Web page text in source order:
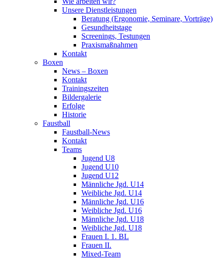
Unsere Dienstleistungen
Beratung (Ergonomie, Seminare, Vorträge)
Gesundheitstage
Screenings, Testungen
Praxismaßnahmen
Kontakt
Boxen
News – Boxen
Kontakt
Trainingszeiten
Bildergalerie
Erfolge
Historie
Faustball
Faustball-News
Kontakt
Teams
Jugend U8
Jugend U10
Jugend U12
Männliche Jgd. U14
Weibliche Jgd. U14
Männliche Jgd. U16
Weibliche Jgd. U16
Männliche Jgd. U18
Weibliche Jgd. U18
Frauen I. 1. BL
Frauen II.
Mixed-Team